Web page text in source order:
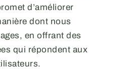
d’améliorer
dont nous
en offrant des
qui répondent aux